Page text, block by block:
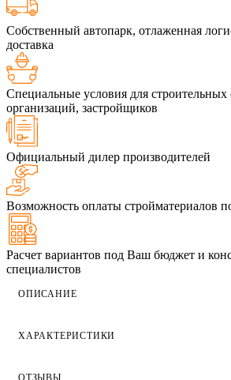
Собственный автопарк, отлаженная
доставка
Специальные условия для строительных
организаций, застройщиков
Официальный дилер производителей
Возможность оплаты стройматериалов
Расчет вариантов под Ваш бюджет и
специалистов
ОПИСАНИЕ
Пенобетонные стеновые блоки ВКБлок
создания несущих стен и конструкций
ХАРАКТЕРИСТИКИ
ОТЗЫВЫ